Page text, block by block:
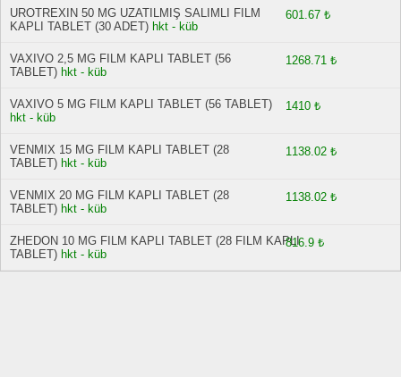
UROTREXIN 50 MG UZATILMIŞ SALIMLI FILM
KAPLI TABLET (30 ADET) hkt - küb
601.67 ₺
VAXIVO 2,5 MG FILM KAPLI TABLET (56
TABLET) hkt - küb
1268.71 ₺
VAXIVO 5 MG FILM KAPLI TABLET (56 TABLET)
hkt - küb
1410 ₺
VENMIX 15 MG FILM KAPLI TABLET (28
TABLET) hkt - küb
1138.02 ₺
VENMIX 20 MG FILM KAPLI TABLET (28
TABLET) hkt - küb
1138.02 ₺
ZHEDON 10 MG FILM KAPLI TABLET (28 FILM KAPLI
TABLET) hkt - küb
816.9 ₺